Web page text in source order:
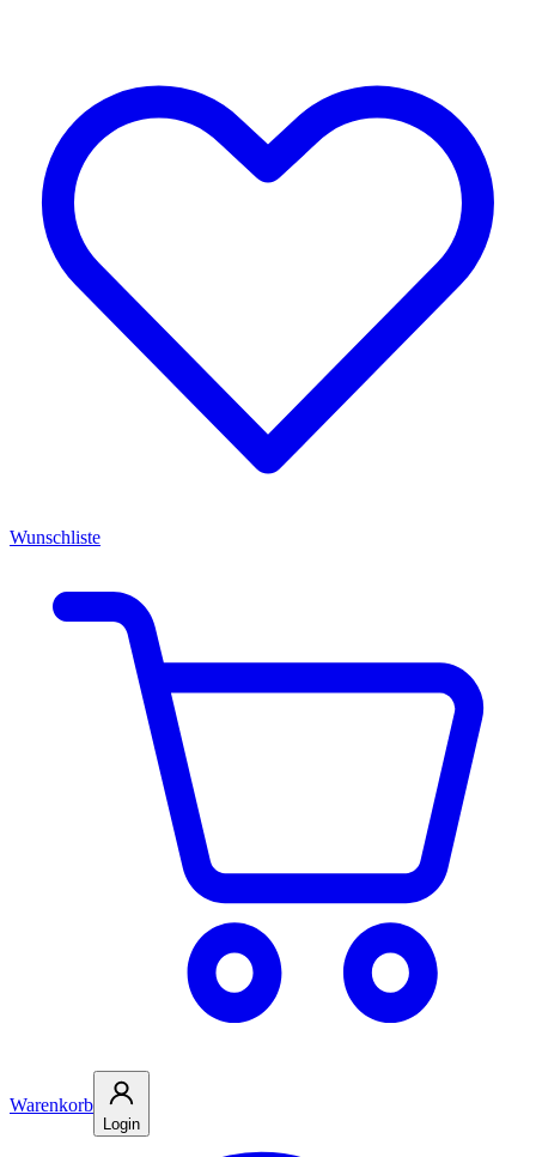
Wunschliste
Warenkorb
Login